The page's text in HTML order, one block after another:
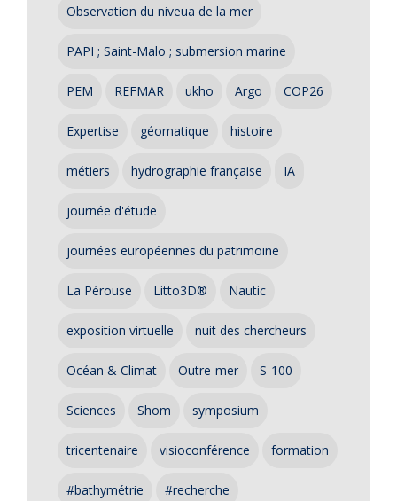
Observation du niveua de la mer
PAPI ; Saint-Malo ; submersion marine
PEM REFMAR ukho Argo COP26
Expertise géomatique histoire
métiers hydrographie française IA
journée d'étude
journées européennes du patrimoine
La Pérouse Litto3D® Nautic
exposition virtuelle nuit des chercheurs
Océan & Climat Outre-mer S-100
Sciences Shom symposium
tricentenaire visioconférence formation
#bathymétrie #recherche